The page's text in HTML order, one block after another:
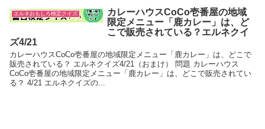
エルネおもしろ検定クイズ
カレーハウスCoCo壱番屋の地域
限定メニュー「鹿カレー」は、ど
こで販売されている？エルネクイ
ズ4/21
カレーハウスCoCo壱番屋の地域限定メニュー「鹿カレー」は、どこで
販売されている？ エルネクイズ4/21（おまけ） 問題 カレーハウス
CoCo壱番屋の地域限定メニュー「鹿カレー」は、どこで販売されてい
る？ 4/21 エルネクイズの...